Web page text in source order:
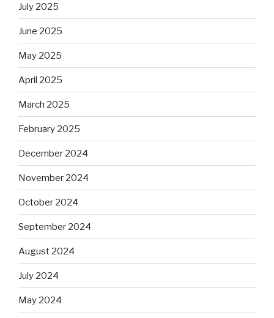
July 2025
June 2025
May 2025
April 2025
March 2025
February 2025
December 2024
November 2024
October 2024
September 2024
August 2024
July 2024
May 2024